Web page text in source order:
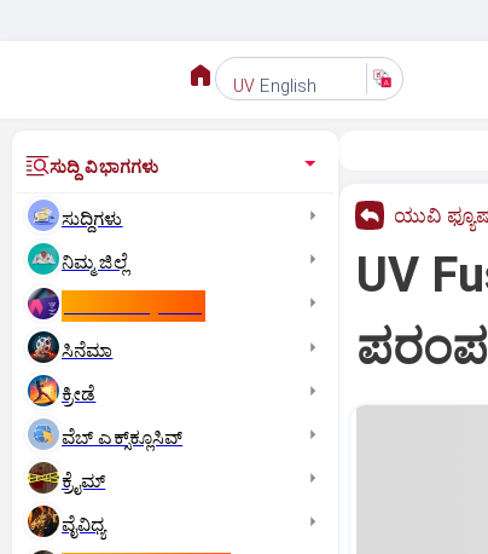
UV English
ಸುದ್ದಿ ವಿಭಾಗಗಳು
ಸುದ್ದಿಗಳು
ನಿಮ್ಮ ಜಿಲ್ಲೆ
ಸಿನೆಮಾ
ಕ್ರೀಡೆ
ವೆಬ್ ಎಕ್ಸ್‌ಕ್ಲೂಸಿವ್
ಕ್ರೈಮ್
ವೈವಿಧ್ಯ
ಯುವಿ
UV